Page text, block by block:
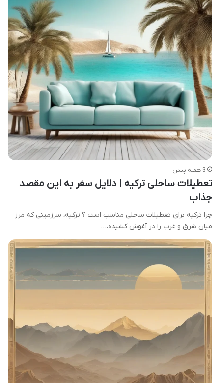
3 هفته پیش
تعطیلات ساحلی ترکیه | دلایل سفر به این مقصد
جذاب
چرا ترکیه برای تعطیلات ساحلی مناسب است ؟ ترکیه، سرزمینی که مرز
میان شرق و غرب را در آغوش کشیده،…